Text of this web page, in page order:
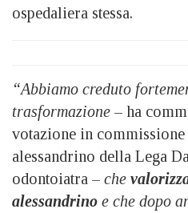
ospedaliera stessa.
“Abbiamo creduto
trasformazione – ha
votazione in
alessandrino della Lega
odontoiatra – che
alessandrino e che dopo